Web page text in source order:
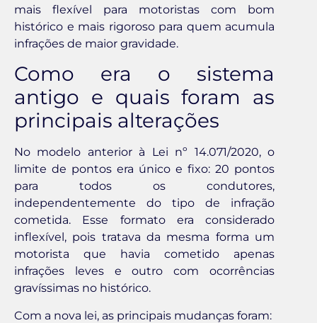
mais flexível para motoristas com bom
histórico e mais rigoroso para quem acumula
infrações de maior gravidade.
Como era o sistema
antigo e quais foram as
principais alterações
No modelo anterior à Lei nº 14.071/2020, o
limite de pontos era único e fixo: 20 pontos
para todos os condutores,
independentemente do tipo de infração
cometida. Esse formato era considerado
inflexível, pois tratava da mesma forma um
motorista que havia cometido apenas
infrações leves e outro com ocorrências
gravíssimas no histórico.
Com a nova lei, as principais mudanças foram: